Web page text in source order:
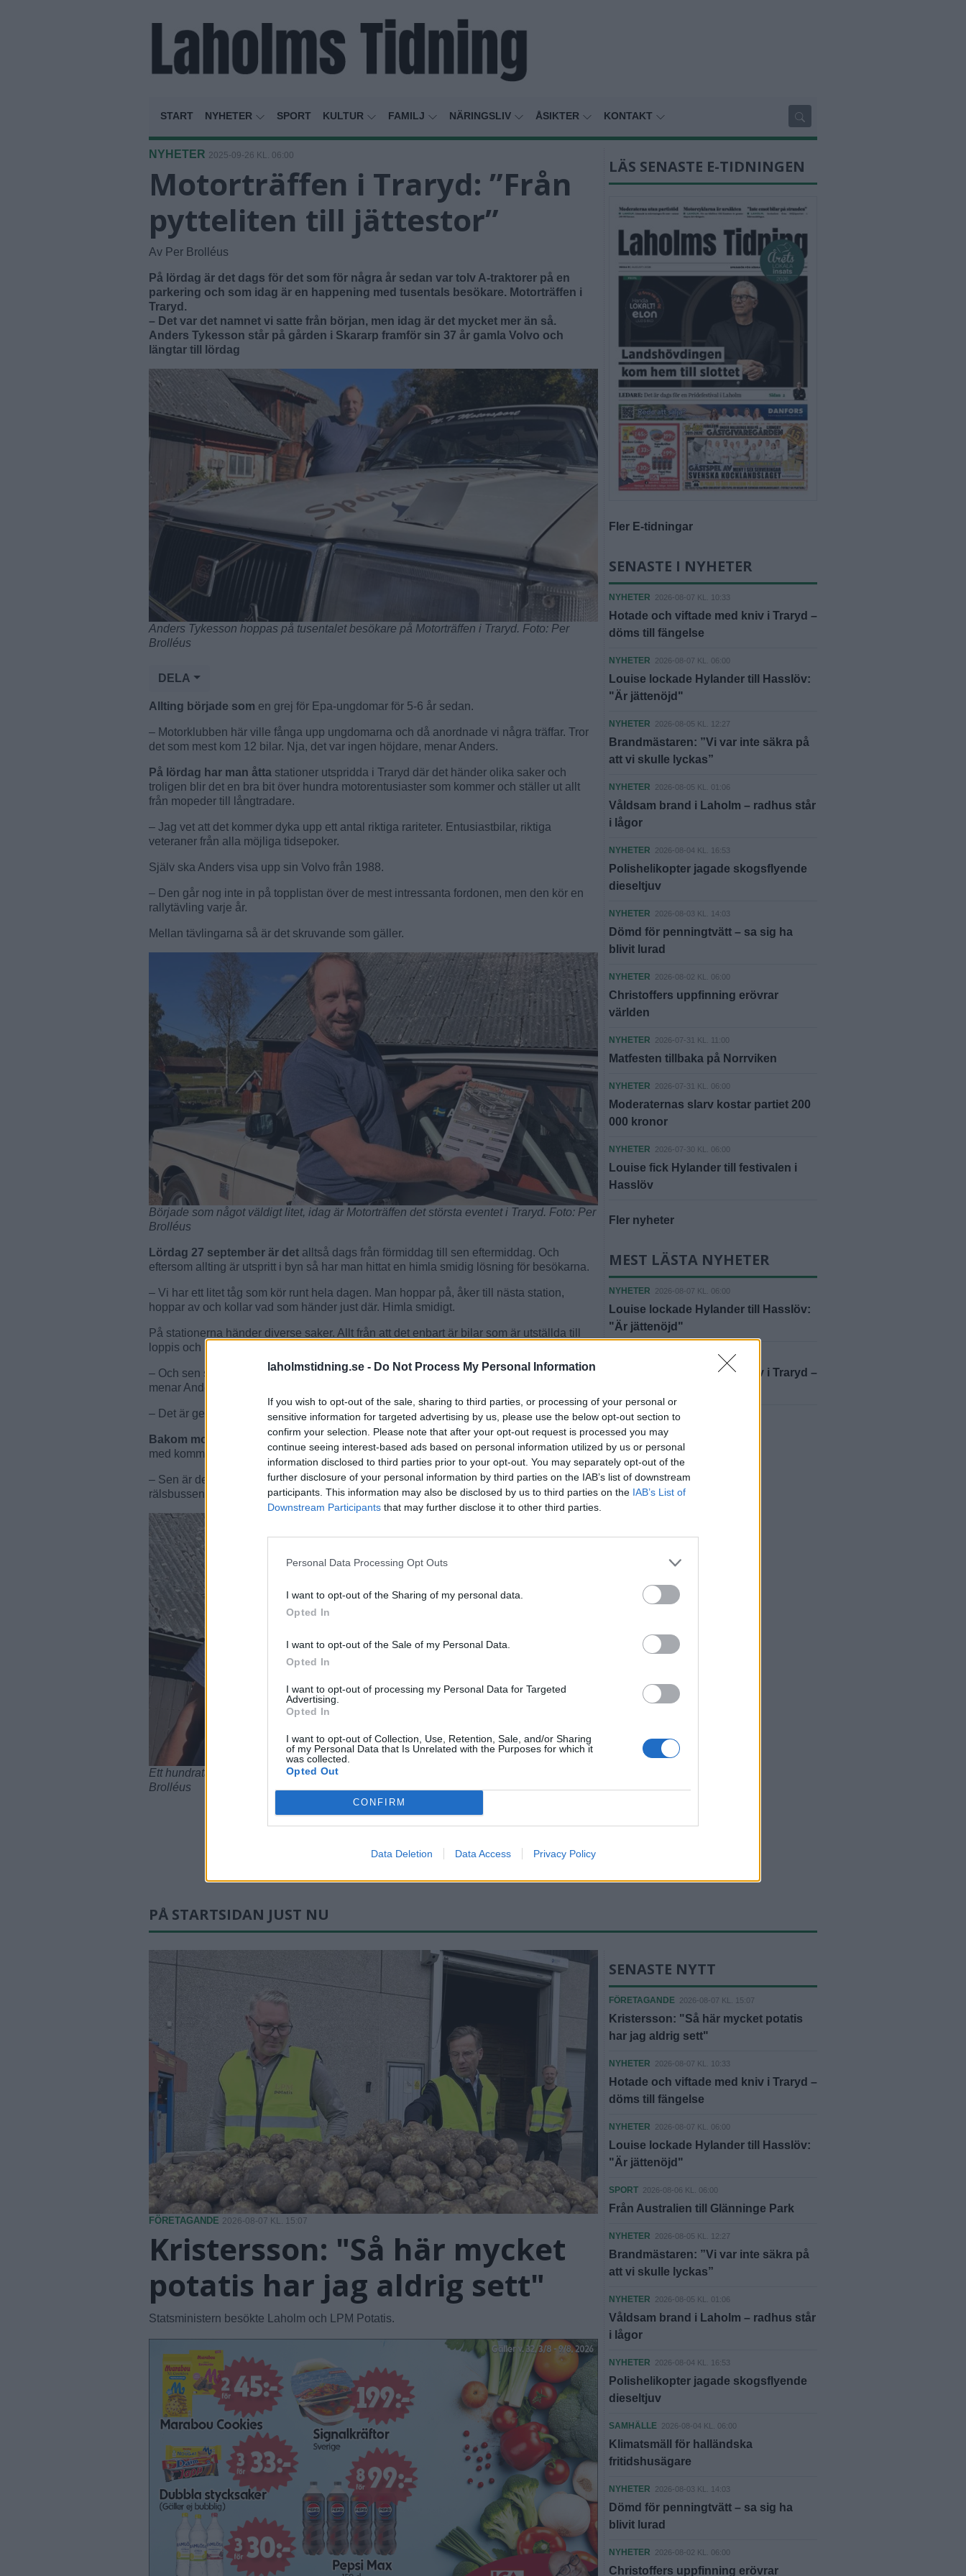
laholmstidning.se - Do Not Process My Personal Information
If you wish to opt-out of the sale, sharing to third parties, or processing of your personal or
sensitive information for targeted advertising by us, please use the below opt-out section to
confirm your selection. Please note that after your opt-out request is processed you may
continue seeing interest-based ads based on personal information utilized by us or personal
information disclosed to third parties prior to your opt-out. You may separately opt-out of the
further disclosure of your personal information by third parties on the IAB’s list of downstream
participants. This information may also be disclosed by us to third parties on the IAB’s List of
Downstream Participants that may further disclose it to other third parties.
Personal Data Processing Opt Outs
I want to opt-out of the Sharing of my personal data.
Opted In
I want to opt-out of the Sale of my Personal Data.
Opted In
I want to opt-out of processing my Personal Data for Targeted
Advertising.
Opted In
I want to opt-out of Collection, Use, Retention, Sale, and/or Sharing
of my Personal Data that Is Unrelated with the Purposes for which it
was collected.
Opted Out
CONFIRM
Data Deletion Data Access Privacy Policy
START NYHETER SPORT KULTUR FAMILJ NÄRINGSLIV ÅSIKTER KONTAKT
NYHETER 2025-09-26 KL. 06:00
Motorträffen i Traryd: ”Från
pytteliten till jättestor”
Av Per Brolléus
På lördag är det dags för det som för några år sedan var tolv A-traktorer på en
parkering och som idag är en happening med tusentals besökare. Motorträffen i
Traryd.
– Det var det namnet vi satte från början, men idag är det mycket mer än så.
Anders Tykesson står på gården i Skararp framför sin 37 år gamla Volvo och
längtar till lördag
Anders Tykesson hoppas på tusentalet besökare på Motorträffen i Traryd. Foto: Per
Brolléus
DELA
Allting började som en grej för Epa-ungdomar för 5-6 år sedan.
– Motorklubben här ville fånga upp ungdomarna och då anordnade vi några träffar. Tror
det som mest kom 12 bilar. Nja, det var ingen höjdare, menar Anders.
På lördag har man åtta stationer utspridda i Traryd där det händer olika saker och
troligen blir det en bra bit över hundra motorentusiaster som kommer och ställer ut allt
från mopeder till långtradare.
– Jag vet att det kommer dyka upp ett antal riktiga rariteter. Entusiastbilar, riktiga
veteraner från alla möjliga tidsepoker.
Själv ska Anders visa upp sin Volvo från 1988.
– Den går nog inte in på topplistan över de mest intressanta fordonen, men den kör en
rallytävling varje år.
Mellan tävlingarna så är det skruvande som gäller.
Började som något väldigt litet, idag är Motorträffen det största eventet i Traryd. Foto: Per
Brolléus
Lördag 27 september är det alltså dags från förmiddag till sen eftermiddag. Och
eftersom allting är utspritt i byn så har man hittat en himla smidig lösning för besökarna.
– Vi har ett litet tåg som kör runt hela dagen. Man hoppar på, åker till nästa station,
hoppar av och kollar vad som händer just där. Himla smidigt.
På stationerna händer diverse saker. Allt från att det enbart är bilar som är utställda till
loppis och mat.
– Och sen ska ju Christina Lindberg sjunga vid tvåtiden. Det här ska bli så förbaskat kul,
menar Anders och viftar med programmet.
– Det är getingar jag jagar bort, förklarar han.
Bakom motorträffen stårhuvudarrangören Södra Sunnerbo MK som via ett samarbete
med kommunen har fått den här Epaträffen att växa till en folkfest i Traryd.
– Sen är det en lång rad föreningar som är med. Och glöm inte skriva att man kan ta
rälsbussen från Strömsnäsbruk till Traryd, påpekar den ivrige Anders.
Ett hundratal bilar ska visas upp, bland annat Anders rallybil, en Volvo -88. Foto: Per
Brolléus
LÄS SENASTE E-TIDNINGEN
Fler E-tidningar
SENASTE I NYHETER
NYHETER 2026-08-07 KL. 10:33
Hotade och viftade med kniv i Traryd –
döms till fängelse
NYHETER 2026-08-07 KL. 06:00
Louise lockade Hylander till Hasslöv:
"Är jättenöjd"
NYHETER 2026-08-05 KL. 12:27
Brandmästaren: ”Vi var inte säkra på
att vi skulle lyckas”
NYHETER 2026-08-05 KL. 01:06
Våldsam brand i Laholm – radhus står
i lågor
NYHETER 2026-08-04 KL. 16:53
Polishelikopter jagade skogsflyende
dieseltjuv
NYHETER 2026-08-03 KL. 14:03
Dömd för penningtvätt – sa sig ha
blivit lurad
NYHETER 2026-08-02 KL. 06:00
Christoffers uppfinning erövrar
världen
NYHETER 2026-07-31 KL. 11:00
Matfesten tillbaka på Norrviken
NYHETER 2026-07-31 KL. 06:00
Moderaternas slarv kostar partiet 200
000 kronor
NYHETER 2026-07-30 KL. 06:00
Louise fick Hylander till festivalen i
Hasslöv
Fler nyheter
MEST LÄSTA NYHETER
NYHETER 2026-08-07 KL. 06:00
Louise lockade Hylander till Hasslöv:
"Är jättenöjd"
2026-08-07 KL. 10:33
Hotade och viftade med kniv i Traryd –
Fler nyheter
PÅ STARTSIDAN JUST NU
FÖRETAGANDE 2026-08-07 KL. 15:07
Kristersson: "Så här mycket
potatis har jag aldrig sett"
Statsministern besökte Laholm och LPM Potatis.
SENASTE NYTT
FÖRETAGANDE 2026-08-07 KL. 15:07
Kristersson: "Så här mycket potatis
har jag aldrig sett"
NYHETER 2026-08-07 KL. 10:33
Hotade och viftade med kniv i Traryd –
döms till fängelse
NYHETER 2026-08-07 KL. 06:00
Louise lockade Hylander till Hasslöv:
"Är jättenöjd"
SPORT 2026-08-06 KL. 06:00
Från Australien till Glänninge Park
NYHETER 2026-08-05 KL. 12:27
Brandmästaren: ”Vi var inte säkra på
att vi skulle lyckas”
NYHETER 2026-08-05 KL. 01:06
Våldsam brand i Laholm – radhus står
i lågor
NYHETER 2026-08-04 KL. 16:53
Polishelikopter jagade skogsflyende
dieseltjuv
SAMHÄLLE 2026-08-04 KL. 06:00
Klimatsmäll för halländska
fritidshusägare
NYHETER 2026-08-03 KL. 14:03
Dömd för penningtvätt – sa sig ha
blivit lurad
NYHETER 2026-08-02 KL. 06:00
Christoffers uppfinning erövrar